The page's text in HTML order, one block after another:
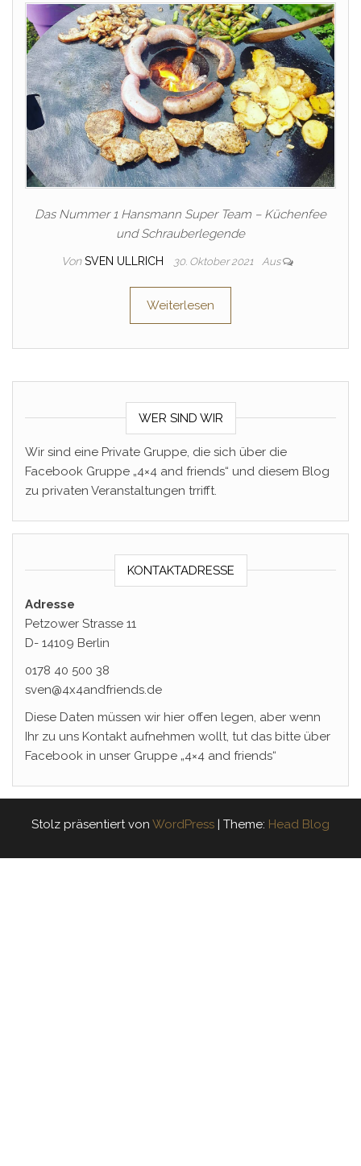
Das Nummer 1 Hansmann Super Team – Küchenfee
und Schrauberlegende
Von SVEN ULLRICH 30. Oktober 2021 Aus
Weiterlesen
WER SIND WIR
Wir sind eine Private Gruppe, die sich über die
Facebook Gruppe „4×4 and friends“ und diesem Blog
zu privaten Veranstaltungen trrifft.
KONTAKTADRESSE
Adresse
Petzower Strasse 11
D- 14109 Berlin
0178 40 500 38
sven@4x4andfriends.de
Diese Daten müssen wir hier offen legen, aber wenn
Ihr zu uns Kontakt aufnehmen wollt, tut das bitte über
Facebook in unser Gruppe „4×4 and friends“
Stolz präsentiert von WordPress | Theme: Head Blog